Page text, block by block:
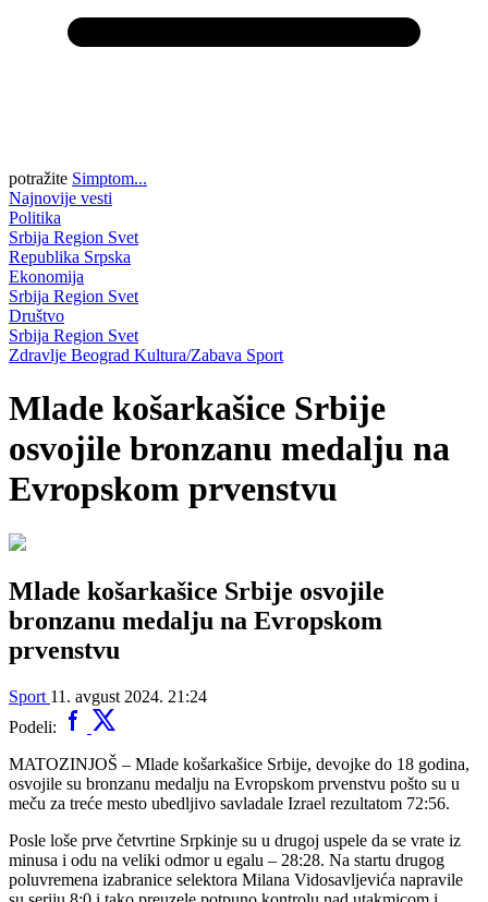
potražite Simptom...
Najnovije vesti
Politika
Srbija Region Svet
Republika Srpska
Ekonomija
Srbija Region Svet
Društvo
Srbija Region Svet
Zdravlje Beograd Kultura/Zabava Sport
Mlade košarkašice Srbije
osvojile bronzanu medalju na
Evropskom prvenstvu
Mlade košarkašice Srbije osvojile
bronzanu medalju na Evropskom
prvenstvu
Sport 11. avgust 2024. 21:24
Podeli:
MATOZINJOŠ – Mlade košarkašice Srbije, devojke do 18 godina,
osvojile su bronzanu medalju na Evropskom prvenstvu pošto su u
meču za treće mesto ubedljivo savladale Izrael rezultatom 72:56.
Posle loše prve četvrtine Srpkinje su u drugoj uspele da se vrate iz
minusa i odu na veliki odmor u egalu – 28:28. Na startu drugog
poluvremena izabranice selektora Milana Vidosavljevića napravile